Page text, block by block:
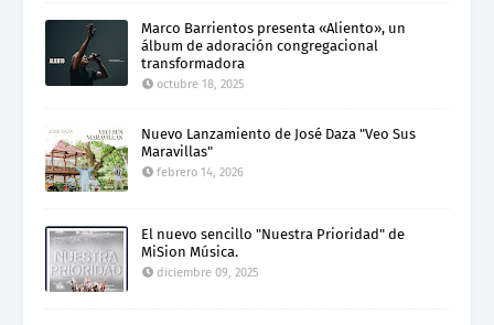
Marco Barrientos presenta «Aliento», un
álbum de adoración congregacional
transformadora
octubre 18, 2025
Nuevo Lanzamiento de José Daza "Veo Sus
Maravillas"
febrero 14, 2026
El nuevo sencillo "Nuestra Prioridad" de
MiSion Música.
diciembre 09, 2025